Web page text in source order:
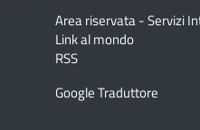
Area riservata - Servizi
Link al mondo
RSS
Google Traduttore